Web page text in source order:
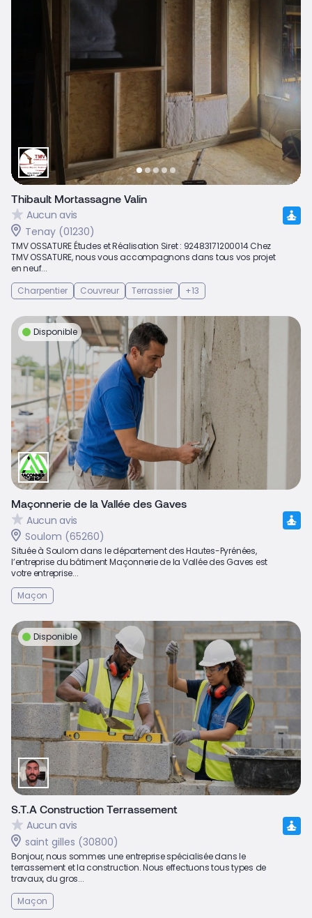
Thibault Mortassagne Valin
Aucun avis
Tenay (01230)
TMV OSSATURE Études et Réalisation Siret : 92483171200014 Chez
TMV OSSATURE, nous vous accompagnons dans tous vos projet
en neuf...
Charpentier
Couvreur Terrassier +13
Disponible
Maçonnerie de la Vallée des Gaves
Aucun avis
Soulom (65260)
Située à Soulom dans le département des Hautes-Pyrénées,
l’entreprise du bâtiment Maçonnerie de la Vallée des Gaves est
votre entreprise...
Maçon
Disponible
S.T.A Construction Terrassement
Aucun avis
saint gilles (30800)
Bonjour, nous sommes une entreprise spécialisée dans le
terrassement et la construction. Nous effectuons tous types de
travaux, du gros...
Maçon